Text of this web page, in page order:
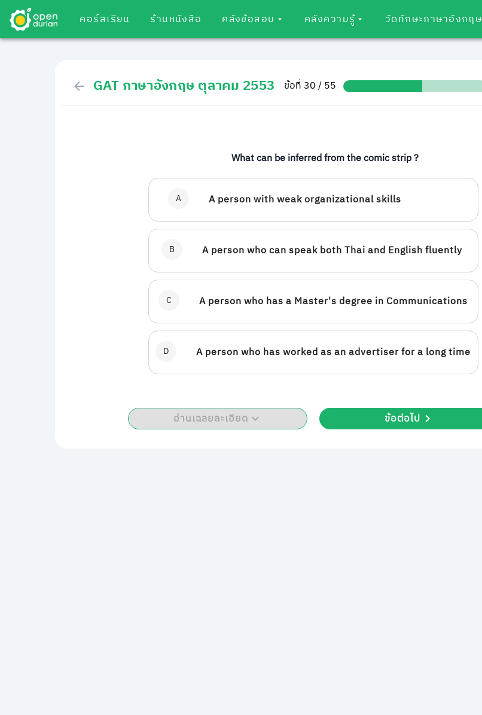
คอร์สเรียน ร้านหนังสือ คลังข้อสอบ คลังความรู้ วัดทักษะภาษาอังกฤษ
GAT ภาษาอังกฤษ ตุลาคม 2553 ข้อที่ 30 / 55
What can be inferred from the comic strip ?
A A person with weak organizational skills
B A person who can speak both Thai and English fluently
C A person who has a Master's degree in Communications
D A person who has worked as an advertiser for a long time
อ่านเฉลยละเอียด ข้อต่อไป